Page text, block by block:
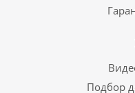
Подбор